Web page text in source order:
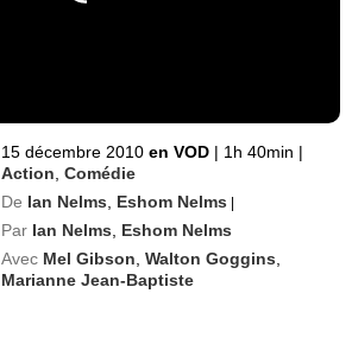
15 décembre 2010 en VOD | 1h 40min |
Action ,Comédie
De Ian Nelms Eshom Nelms |
Par Ian Nelms
Eshom Nelms
Avec Mel Gibson ,Walton Goggins
Marianne Jean-Baptiste